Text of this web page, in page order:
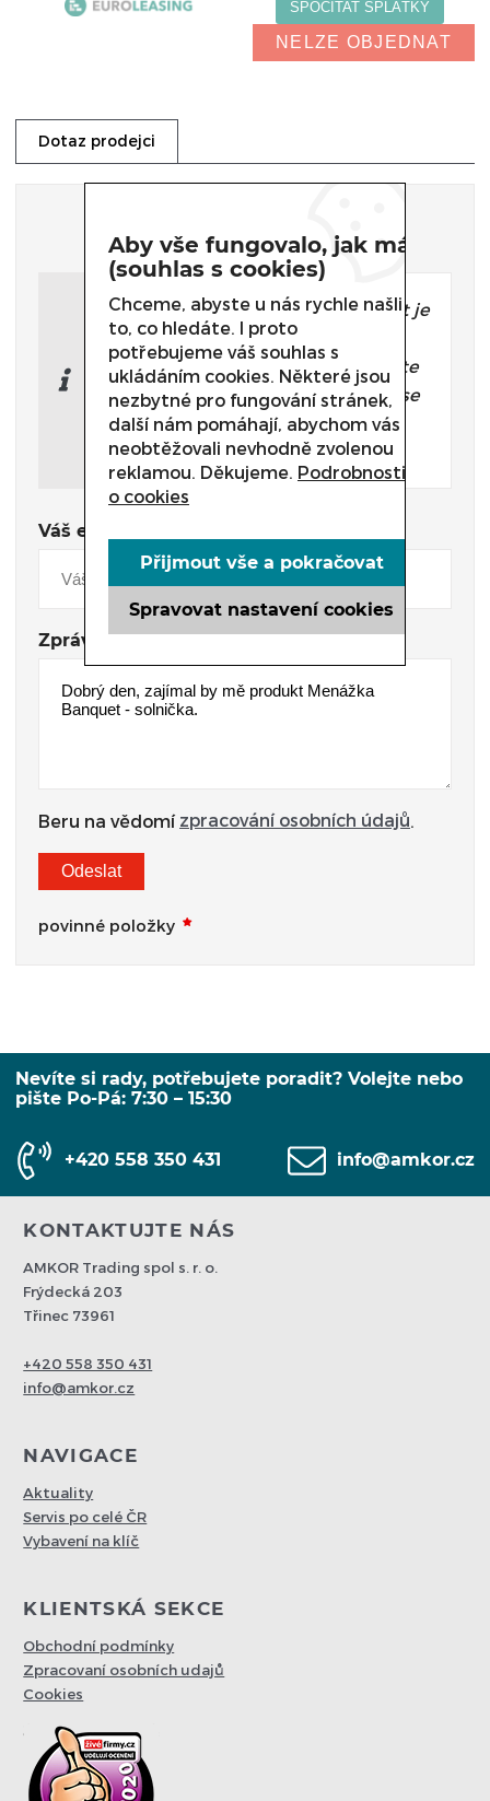
NELZE OBJEDNAT
Dotaz prodejci
Dotaz prodejci
Potřebujete poradit, který produkt je
přesně pro Vás?
Nevíte si rady s výběrem nebo máte
jakékoliv další otázky? Neváhejte se
na nás obrátit a my Vám rádi
pomůžeme.
Váš e-mail
Zpráva
Beru na vědomí zpracování osobních údajů
Odeslat
povinné položky
Nevíte si rady, potřebujete poradit? Volejte nebo
pište Po-Pá: 7:30 – 15:30
+420 558 350 431 info@amkor.cz
KONTAKTUJTE NÁS
AMKOR Trading spol s. r. o.
Frýdecká 203
Třinec 73961
+420 558 350 431
info@amkor.cz
NAVIGACE
Aktuality
Servis po celé ČR
Vybavení na klíč
KLIENTSKÁ SEKCE
Obchodní podmínky
Zpracovaní osobních udajů
Cookies
Aby vše fungovalo, jak má
(souhlas s cookies)
Chceme, abyste u nás rychle našli
to, co hledáte. I proto
potřebujeme váš souhlas s
ukládáním cookies. Některé jsou
nezbytné pro fungování stránek,
další nám pomáhají, abychom vás
neobtěžovali nevhodně zvolenou
reklamou. Děkujeme. Podrobnosti
o cookies
Spravovat nastavení cookies
Přijmout vše a pokračovat